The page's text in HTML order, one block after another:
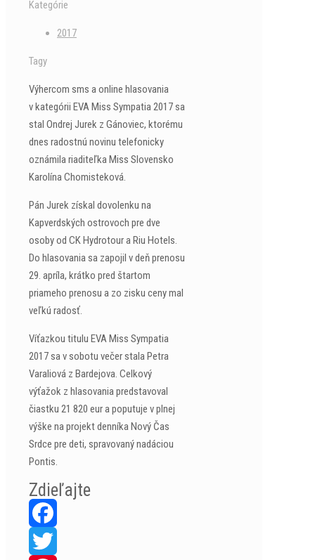
Kategórie
2017
Tagy
Výhercom sms a online hlasovania
v kategórii EVA Miss Sympatia 2017 sa
stal Ondrej Jurek z Gánoviec, ktorému
dnes radostnú novinu telefonicky
oznámila riaditeľka Miss Slovensko
Karolína Chomisteková.
Pán Jurek získal dovolenku na
Kapverdských ostrovoch pre dve
osoby od CK Hydrotour a Riu Hotels.
Do hlasovania sa zapojil v deň prenosu
29. apríla, krátko pred štartom
priameho prenosu a zo zisku ceny mal
veľkú radosť.
Víťazkou titulu EVA Miss Sympatia
2017 sa v sobotu večer stala Petra
Varaliová z Bardejova. Celkový
výťažok z hlasovania predstavoval
čiastku 21 820 eur a poputuje v plnej
výške na projekt denníka Nový Čas
Srdce pre deti, spravovaný nadáciou
Pontis.
Zdieľajte
Facebook